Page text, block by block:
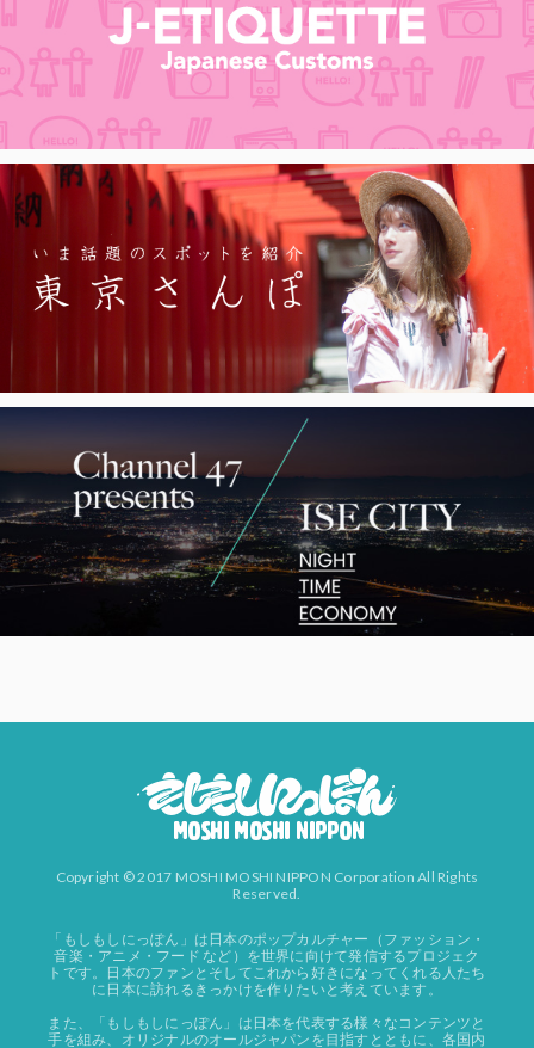
Copyright © 2017 MOSHI MOSHI NIPPON Corporation All Rights
Reserved.
「もしもしにっぽん」は日本のポップカルチャー（ファッション・
音楽・アニメ・フード など）を世界に向けて発信するプロジェク
トです。日本のファンとそしてこれから好きになってくれる人たち
に日本に訪れるきっかけを作りたいと考えています。
また、「もしもしにっぽん」は日本を代表する様々なコンテンツと
手を組み、オリジナルのオールジャパンを目指すとともに、各国内